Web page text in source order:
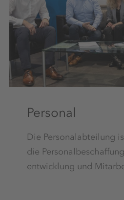
Personal
Die Personalabteilung
die
entwicklung und